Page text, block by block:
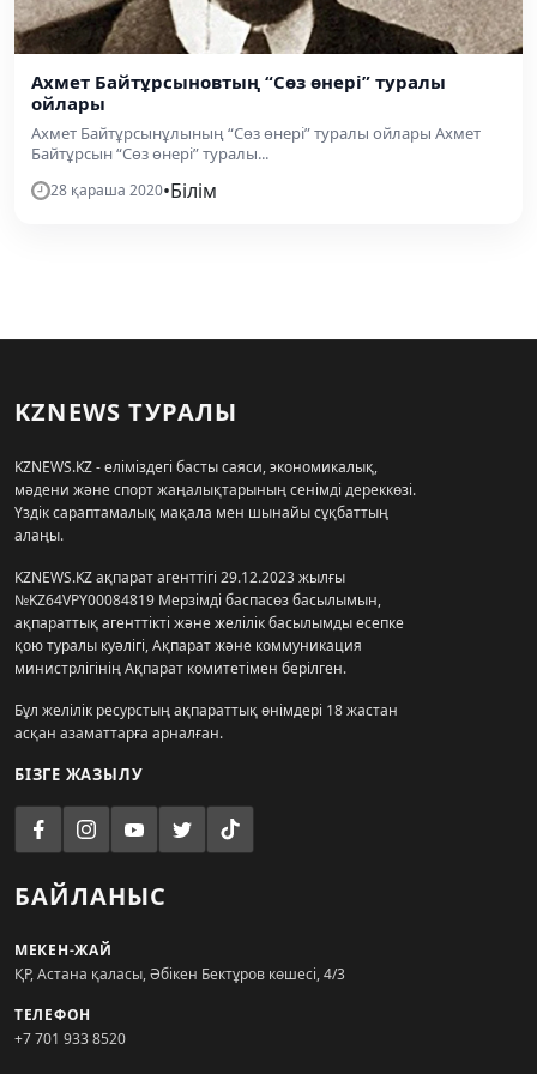
Ахмет Байтұрсыновтың “Сөз өнері” туралы
ойлары
Ахмет Байтұрсынұлының “Сөз өнері” туралы ойлары Ахмет
Байтұрсын “Сөз өнері” туралы...
28 қараша 2020•Білім
KZNEWS ТУРАЛЫ
KZNEWS.KZ - еліміздегі басты саяси, экономикалық,
мәдени және спорт жаңалықтарының сенімді дереккөзі.
Үздік сараптамалық мақала мен шынайы сұқбаттың
алаңы.
KZNEWS.KZ ақпарат агенттігі 29.12.2023 жылғы
№KZ64VPY00084819 Мерзімді баспасөз басылымын,
ақпараттық агенттікті және желілік басылымды есепке
қою туралы куәлігі, Ақпарат және коммуникация
министрлігінің Ақпарат комитетімен берілген.
Бұл желілік ресурстың ақпараттық өнімдері 18 жастан
асқан азаматтарға арналған.
БІЗГЕ ЖАЗЫЛУ
БАЙЛАНЫС
МЕКЕН-ЖАЙ
ҚР, Астана қаласы, Әбікен Бектұров көшесі, 4/3
ТЕЛЕФОН
+7 701 933 8520